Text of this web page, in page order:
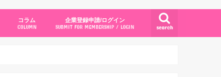
search
コラム
COLUMN
企業登録申請/ログイン
SUBMIT FOR MEMBERSHIP / LOGIN